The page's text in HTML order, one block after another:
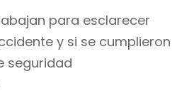
para esclarecer
y si se cumplieron
seguridad